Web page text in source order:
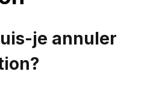
je annuler